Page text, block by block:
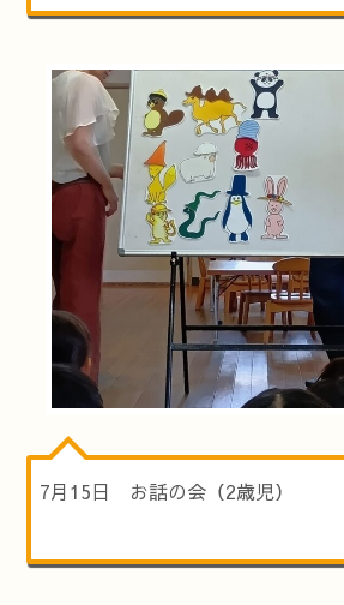
7月15日 お話の会（2歳児）